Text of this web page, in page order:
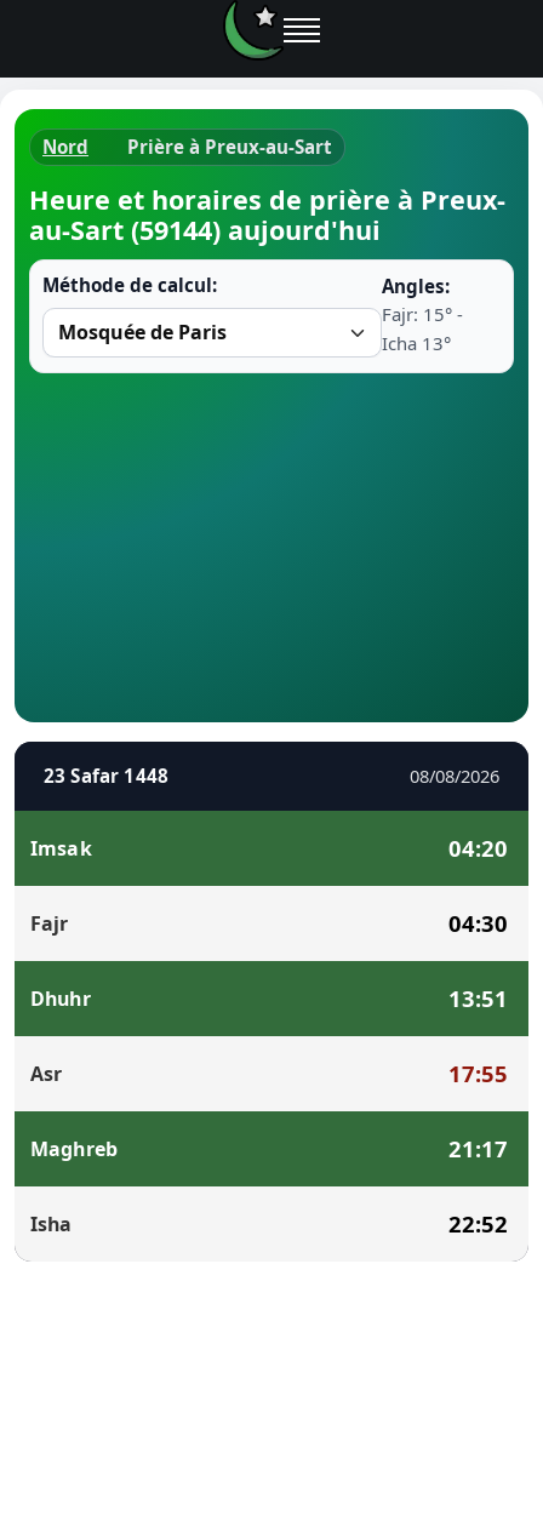
Ramadan
Nord Prière à Preux-au-Sart
Heure et horaires de prière à Preux-
au-Sart (59144) aujourd'hui
Méthode de calcul:
Angles:
Fajr: 15° -
Icha 13°
23 Safar 1448 08/08/2026
Imsak 04:20
Fajr 04:30
Dhuhr 13:51
Asr 17:55
Maghreb 21:17
Isha 22:52